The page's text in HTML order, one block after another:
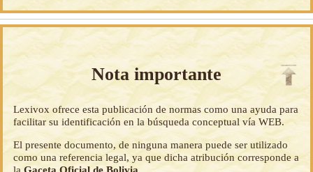
Nota importante
Lexivox ofrece esta publicación de normas como una ayuda para
facilitar su identificación en la búsqueda conceptual vía WEB.
El presente documento, de ninguna manera puede ser utilizado
como una referencia legal, ya que dicha atribución corresponde a
laGaceta Oficial de Bolivia